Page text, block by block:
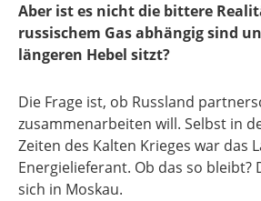
Aber ist es nicht die bittere
russischem Gas abhängig sind
längeren Hebel sitzt?
Die Frage ist, ob Russland
zusammenarbeiten will. Selbst in
Zeiten des Kalten Krieges war das
Energielieferant. Ob das so bleibt?
sich in Moskau.